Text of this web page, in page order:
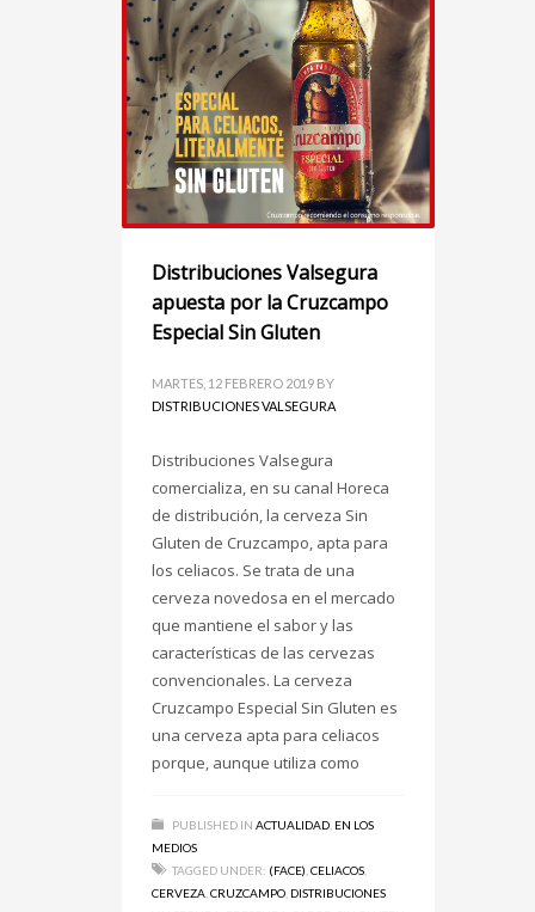
Distribuciones Valsegura
apuesta por la Cruzcampo
Especial Sin Gluten
MARTES, 12 FEBRERO 2019 BY
DISTRIBUCIONES VALSEGURA
Distribuciones Valsegura
comercializa, en su canal Horeca
de distribución, la cerveza Sin
Gluten de Cruzcampo, apta para
los celiacos. Se trata de una
cerveza novedosa en el mercado
que mantiene el sabor y las
características de las cervezas
convencionales. La cerveza
Cruzcampo Especial Sin Gluten es
una cerveza apta para celiacos
porque, aunque utiliza como
PUBLISHED IN ACTUALIDAD, EN LOS
MEDIOS
TAGGED UNDER: (FACE),CELIACOS,
CERVEZA,CRUZCAMPO, DISTRIBUCIONES